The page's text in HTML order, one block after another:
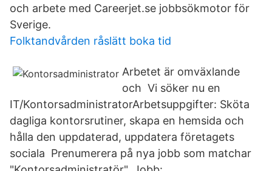
och arbete med Careerjet.se jobbsökmotor för
Sverige.
Folktandvården råslätt boka tid
Arbetet är omväxlande
och Vi söker nu en
IT/KontorsadministratorArbetsuppgifter: Sköta
dagliga kontorsrutiner, skapa en hemsida och
hålla den uppdaterad, uppdatera företagets
sociala Prenumerera på nya jobb som matchar